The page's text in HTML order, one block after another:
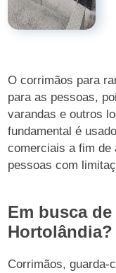
O corrimãos para
para as pessoas,
varandas e outros
fundamental é
comerciais a fim de
pessoas com
Em busca
Hortolândia?
Corrimãos, guarda-